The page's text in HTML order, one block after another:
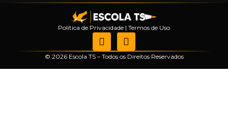
Política de Privacidade | Termos de Uso
© 2026 Escola TS – Todos os Direitos Reservados